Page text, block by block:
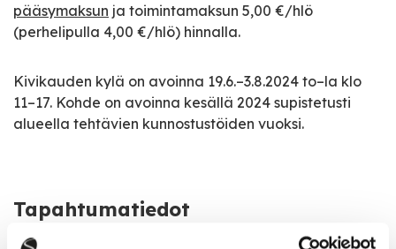
pääsymaksun ja toimintamaksun 5,00 €/hlö
(perhelipulla 4,00 €/hlö) hinnalla.
Kivikauden kylä on avoinna 19.6.–3.8.2024 to–la klo
11–17. Kohde on avoinna kesällä 2024 supistetusti
alueella tehtävien kunnostustöiden vuoksi.
Tapahtumatiedot